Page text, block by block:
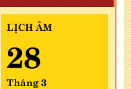
LỊCH ÂM
28
Tháng 3